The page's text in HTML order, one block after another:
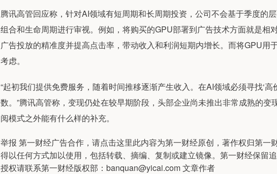
腾讯高管回应称，针对AI领域有短周期和长周期投资，公司不会基于季度的
组合和生命周期进行审视。例如，将购买的GPU部署到广告技术方面就是相
广告投放的精准度并提高点击率，带动收入和利润短期内增长。而将GPU用
考虑。
“起初我们提供免费服务，随着时间推移逐渐产生收入。在AI领域必须寻找‘
数。”腾讯高管称，变现仍处在较早期阶段，头部企业尚未推出非常成熟的
阅模式之外能有什么样的补充。
举报 第一财经广告合作，请点击这里此内容为第一财经原创，著作权归第一
得以任何方式加以使用，包括转载、摘编、复制或建立镜像。第一财经保留
授权请联系第一财经版权部：banquan@yicai.com 文章作者